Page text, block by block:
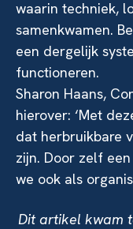
waarin techniek,
samenkwamen.
een dergelijk
functioneren.
Sharon Haans,
hierover: ‘Met
dat herbruikbare
zijn. Door zelf
we ook als
Dit artikel kwam